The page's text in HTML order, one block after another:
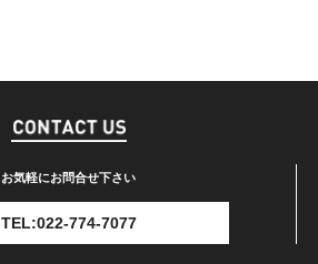
お気軽にお問合せ下さい
TEL:022-774-7077